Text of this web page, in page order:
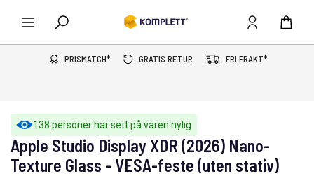
PRISMATCH* GRATIS RETUR FRI FRAKT*
138 personer har sett på varen nylig
Apple Studio Display XDR (2026) Nano-
Texture Glass - VESA-feste (uten stativ)